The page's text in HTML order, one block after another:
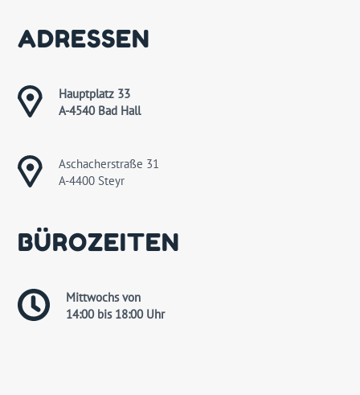
ADRESSEN
Hauptplatz 33
A-4540 Bad Hall
Aschacherstraße 31
A-4400 Steyr
BÜROZEITEN
Mittwochs von
14:00 bis 18:00 Uhr